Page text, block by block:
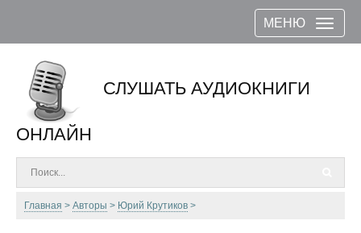
МЕНЮ
СЛУШАТЬ АУДИОКНИГИ
ОНЛАЙН
Главная Авторы Юрий Крутиков